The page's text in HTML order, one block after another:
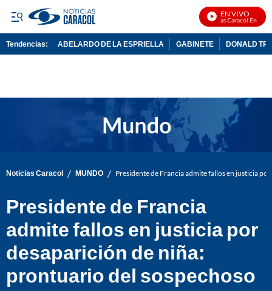
EN VIVO
Noticias Caracol En Vivo
Tendencias: ABELARDO DE LA ESPRIELLA GABINETE DONALD
Noticias Caracol / MUNDO / Presidente de Francia admite fallos en justicia
Presidente de Francia
admite fallos en justicia por
desaparición de niña:
prontuario del sospechoso